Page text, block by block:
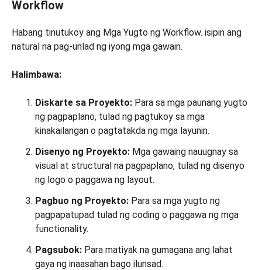
Workflow
Habang tinutukoy ang Mga Yugto ng Workflow. isipin ang
natural na pag-unlad ng iyong mga gawain.
Halimbawa:
Diskarte sa Proyekto: Para sa mga paunang yugto
ng pagpaplano, tulad ng pagtukoy sa mga
kinakailangan o pagtatakda ng mga layunin.
Disenyo ng Proyekto: Mga gawaing nauugnay sa
visual at structural na pagpaplano, tulad ng disenyo
ng logo o paggawa ng layout.
Pagbuo ng Proyekto: Para sa mga yugto ng
pagpapatupad tulad ng coding o paggawa ng mga
functionality.
Pagsubok: Para matiyak na gumagana ang lahat
gaya ng inaasahan bago ilunsad.